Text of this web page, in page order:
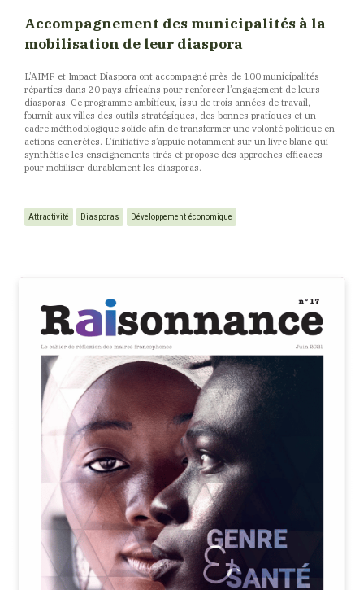
Accompagnement des municipalités à la
mobilisation de leur diaspora
L’AIMF et Impact Diaspora ont accompagné près de 100 municipalités
réparties dans 20 pays africains pour renforcer l’engagement de leurs
diasporas. Ce programme ambitieux, issu de trois années de travail,
fournit aux villes des outils stratégiques, des bonnes pratiques et un
cadre méthodologique solide afin de transformer une volonté politique en
actions concrètes. L’initiative s’appuie notamment sur un livre blanc qui
synthétise les enseignements tirés et propose des approches efficaces
pour mobiliser durablement les diasporas.
Attractivité Diasporas Développement économique